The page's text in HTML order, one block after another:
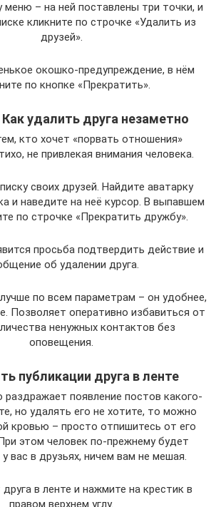
меню – на ней поставлены три точки, и
кликните по строчке «Удалить из
друзей».
окошко-предупреждение, в нём
по кнопке «Прекратить».
удалить друга незаметно
кто хочет «порвать отношения»
не привлекая внимания человека.
своих друзей. Найдите аватарку
и наведите на неё курсор. В выпавшем
по строчке «Прекратить дружбу».
просьба подтвердить действие и
об удалении друга.
по всем параметрам – он удобнее,
Позволяет оперативно избавиться от
ненужных контактов без
оповещения.
публикации друга в ленте
раздражает появление постов какого-
но удалять его не хотите, то можно
кровью – просто отпишитесь от его
этом человек по-прежнему будет
вас в друзьях, ничем вам не мешая.
в ленте и нажмите на крестик в
правом верхнем углу.